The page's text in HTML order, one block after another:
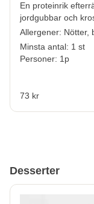
En proteinrik
jordgubbar och
Allergener: Nötter,
Minsta antal: 1 st
Personer: 1p
73 kr
Desserter